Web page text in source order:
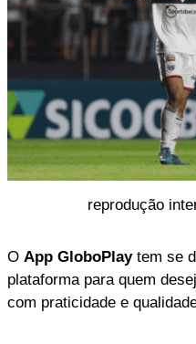
reprodução
O App GloboPlaytem se
plataforma para quem
com praticidade e